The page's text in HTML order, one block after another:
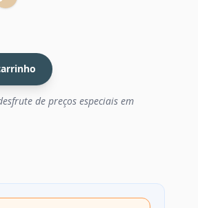
de preços especiais em